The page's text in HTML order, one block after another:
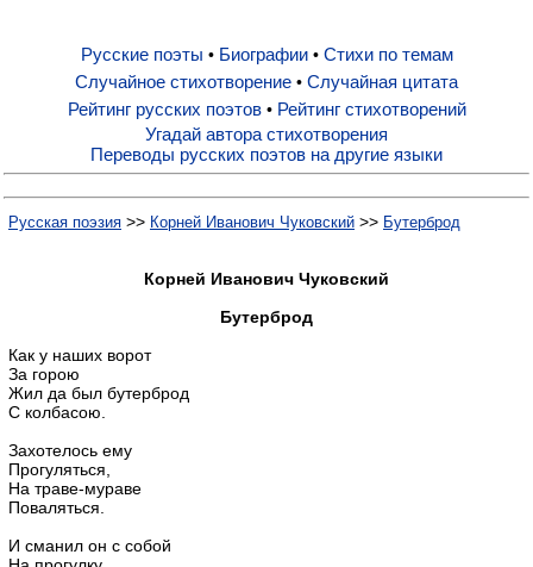
Русские поэты
Биографии
Стихи по темам
Случайное стихотворение
Случайная цитата
Рейтинг русских поэтов
Рейтинг стихотворений
Русские поэты • Биографии• Стихи по темам
Случайное стихотворение • Случайная цитата
Рейтинг русских поэтов• Рейтинг стихотворений
Угадай автора стихотворения
Переводы русских поэтов на другие языки
Русская поэзия >> Корней Иванович Чуковский >> Бутерброд
Корней Иванович Чуковский
Бутерброд
Как у наших ворот
За горою
Жил да был бутерброд
С колбасою.
Захотелось ему
Прогуляться,
На траве-мураве
Поваляться.
И сманил он с собой